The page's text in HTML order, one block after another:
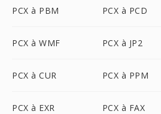
PCX à PBM PCX à PCD
PCX à WMF PCX à JP2
PCX à CUR PCX à PPM
PCX à EXR PCX à FAX